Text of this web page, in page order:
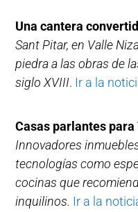
Una cantera
Sant Pitar, en Valle
piedra a las obras de
siglo XVIII. Ir a la
Casas parlantes para
Innovadores
tecnologías como
cocinas que
inquilinos. Ir a la